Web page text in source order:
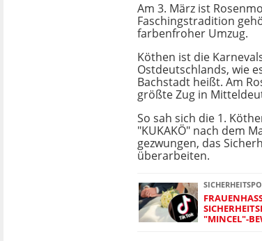
Am 3. März ist
Faschingstradition
farbenfroher Umzug.
Köthen ist die
Ostdeutschlands, wie
Bachstadt heißt. Am
größte Zug in
So sah sich die 1.
"KUKAKÖ" nach dem
gezwungen, das
überarbeiten.
"MINCEL"-